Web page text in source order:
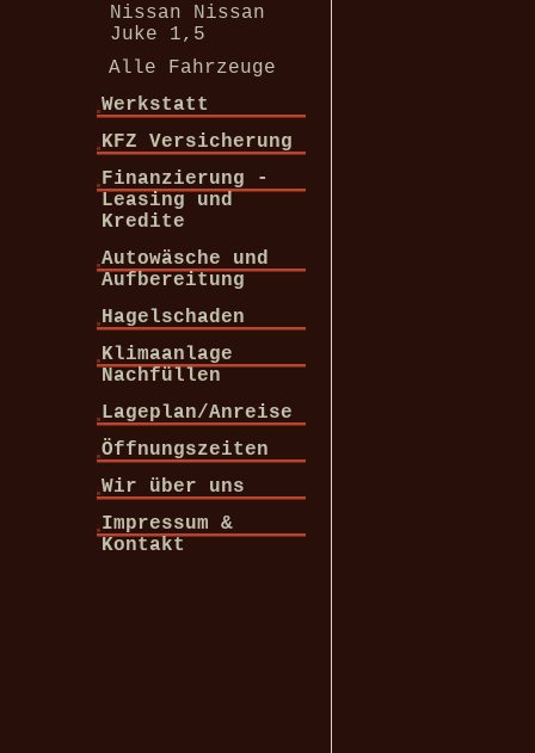
Nissan Nissan
Juke 1,5
Alle Fahrzeuge
Werkstatt
KFZ Versicherung
Finanzierung -
Leasing und
Kredite
Autowäsche und
Aufbereitung
Hagelschaden
Klimaanlage
Nachfüllen
Lageplan/Anreise
Öffnungszeiten
Wir über uns
Impressum &
Kontakt